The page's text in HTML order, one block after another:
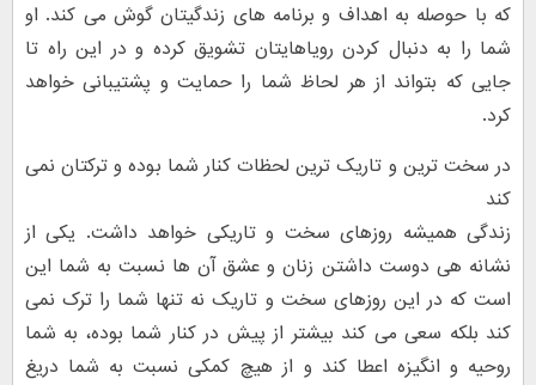
که با حوصله به اهداف و برنامه های زندگیتان گوش می کند. او
شما را به دنبال کردن رویاهایتان تشویق کرده و در این راه تا
جایی که بتواند از هر لحاظ شما را حمایت و پشتیبانی خواهد
کرد.
در سخت ترین و تاریک ترین لحظات کنار شما بوده و ترکتان نمی
کند
زندگی همیشه روزهای سخت و تاریکی خواهد داشت. یکی از
نشانه هی دوست داشتن زنان و عشق آن ها نسبت به شما این
است که در این روزهای سخت و تاریک نه تنها شما را ترک نمی
کند بلکه سعی می کند بیشتر از پیش در کنار شما بوده، به شما
روحیه و انگیزه اعطا کند و از هیچ کمکی نسبت به شما دریغ